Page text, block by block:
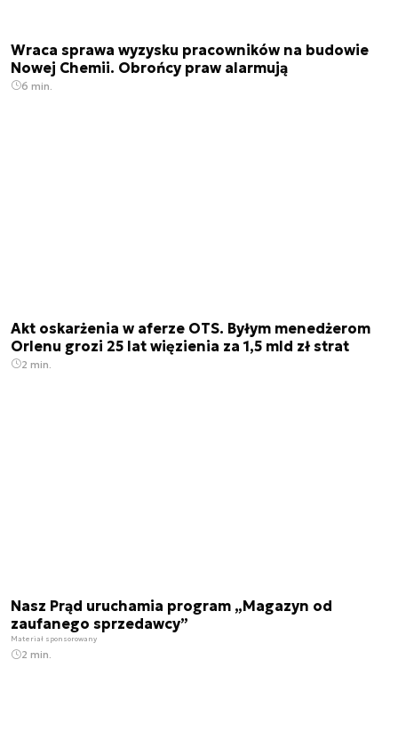
Wraca sprawa wyzysku pracowników na budowie
Nowej Chemii. Obrońcy praw alarmują
6 min.
Akt oskarżenia w aferze OTS. Byłym menedżerom
Orlenu grozi 25 lat więzienia za 1,5 mld zł strat
2 min.
Nasz Prąd uruchamia program „Magazyn od
zaufanego sprzedawcy”
Materiał sponsorowany
2 min.